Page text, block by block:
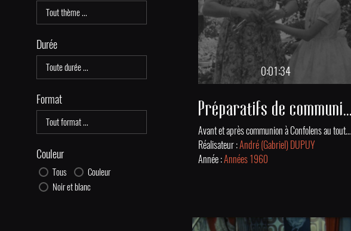
Durée
Format
Couleur
Tous
Couleur
Noir et blanc
0:01:34
Préparatifs de communion
Avant et après communion à Confolens au tout début des années 1960.
Réalisateur :André (Gabriel) DUPUY
Année :Années 1960